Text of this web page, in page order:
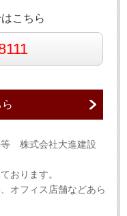
こちら
株式会社大進建設
おります。
オフィス店舗などあら